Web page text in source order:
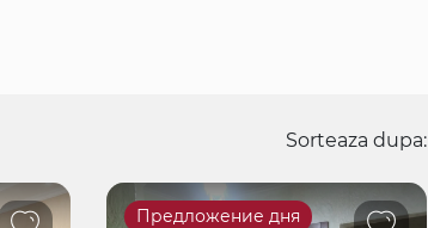
Sorteaza dupa:
Предложение дня